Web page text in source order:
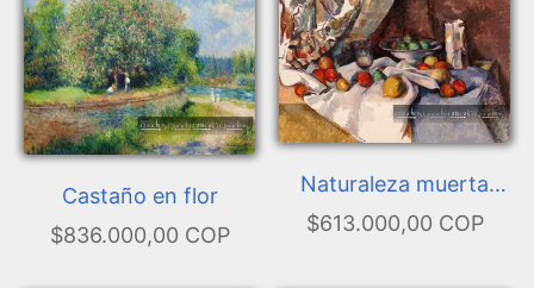
Castaño en flor
$836.000,00 COP
Naturaleza muerta
con manzanas
$613.000,00 COP